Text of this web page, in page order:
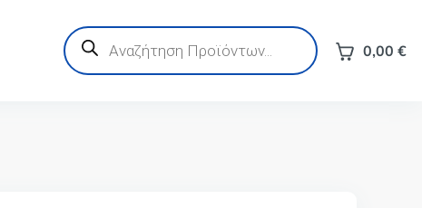
Products
search 0,00 €